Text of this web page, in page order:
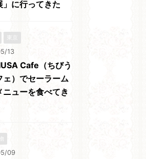
」に行ってきた
東京
13
Cafe（ちびう
ェ）でセーラーム
ニューを食べてき
09